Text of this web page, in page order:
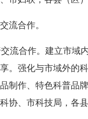
合作。
合作。建立市域
。强化与市域外的
制作、特色科普品
协、市科技局，各